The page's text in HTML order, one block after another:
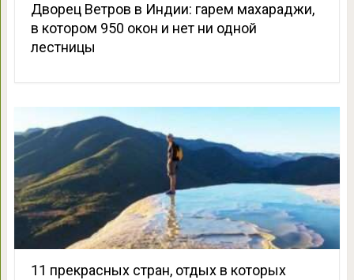
Дворец Ветров в Индии: гарем махараджи,
в котором 950 окон и нет ни одной
лестницы
11 прекрасных стран, отдых в которых